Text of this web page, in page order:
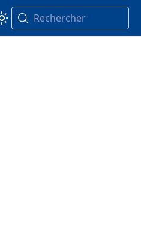
Rechercher